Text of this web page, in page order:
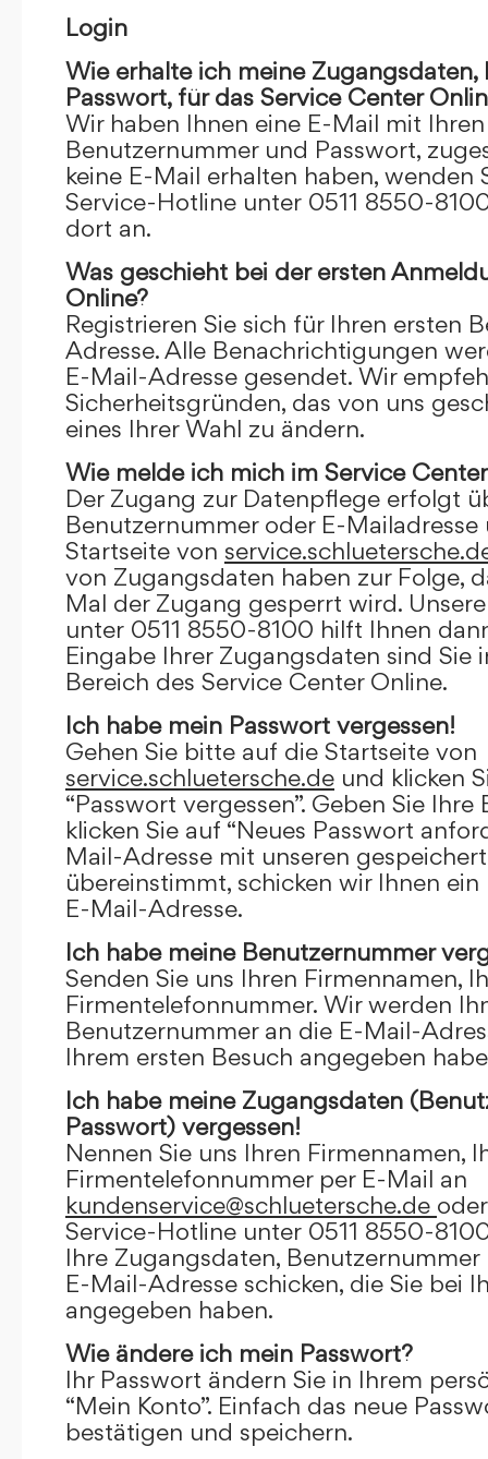
Login
Wie erhalte ich meine
Passwort, für das Service Center
Wir haben Ihnen eine E-Mail mit
Benutzernummer und Passwort,
keine E-Mail erhalten haben, wenden
Service-Hotline unter 0511 8550-
dort an.
Was geschieht bei der ersten
Online?
Registrieren Sie sich für Ihren ersten
Adresse. Alle Benachrichtigungen
E-Mail-Adresse gesendet. Wir
Sicherheitsgründen, das von uns
eines Ihrer Wahl zu ändern.
Wie melde ich mich im Service
Der Zugang zur Datenpflege erfolgt
Benutzernummer oder E-
Startseite von
von Zugangsdaten haben zur Folge,
Mal der Zugang gesperrt wird.
unter 0511 8550-8100 hilft Ihnen
Eingabe Ihrer Zugangsdaten sind Sie
Bereich des Service Center Online.
Ich habe mein Passwort vergessen!
Gehen Sie bitte auf die Startseite von
service.schluetersche.de und klicken
“Passwort vergessen”. Geben Sie
klicken Sie auf “Neues Passwort
Mail-Adresse mit unseren
übereinstimmt, schicken wir Ihnen
E-Mail-Adresse.
Ich habe meine Benutzernummer
Senden Sie uns Ihren Firmennamen,
Firmentelefonnummer. Wir werden
Benutzernummer an die E-Mail-
Ihrem ersten Besuch angegeben
Ich habe meine Zugangsdaten
Passwort) vergessen!
Nennen Sie uns Ihren Firmennamen,
Firmentelefonnummer per E-Mail an
kundenservice@schluetersche.de
Service-Hotline unter 0511 8550-
Ihre Zugangsdaten,
E-Mail-Adresse schicken, die Sie bei
angegeben haben.
Wie ändere ich mein Passwort?
Ihr Passwort ändern Sie in Ihrem
“Mein Konto”. Einfach das neue
bestätigen und speichern.